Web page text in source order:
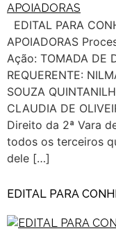
EDITAL PARA
APOIADORAS
Ação: TOMADA DE
REQUERENTE:
SOUZA
CLAUDIA DE
Direito da 2ª Vara
todos os terceiros
dele […]
EDITAL PARA